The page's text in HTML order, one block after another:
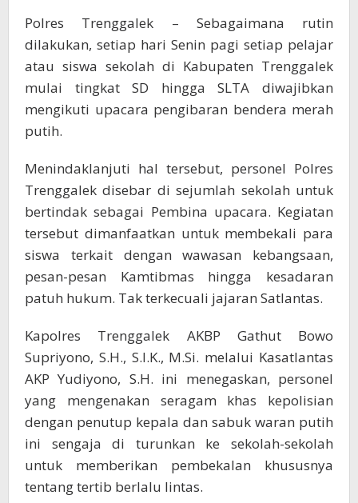
Polres Trenggalek – Sebagaimana rutin
dilakukan, setiap hari Senin pagi setiap pelajar
atau siswa sekolah di Kabupaten Trenggalek
mulai tingkat SD hingga SLTA diwajibkan
mengikuti upacara pengibaran bendera merah
putih.
Menindaklanjuti hal tersebut, personel Polres
Trenggalek disebar di sejumlah sekolah untuk
bertindak sebagai Pembina upacara. Kegiatan
tersebut dimanfaatkan untuk membekali para
siswa terkait dengan wawasan kebangsaan,
pesan-pesan Kamtibmas hingga kesadaran
patuh hukum. Tak terkecuali jajaran Satlantas.
Kapolres Trenggalek AKBP Gathut Bowo
Supriyono, S.H., S.I.K., M.Si. melalui Kasatlantas
AKP Yudiyono, S.H. ini menegaskan, personel
yang mengenakan seragam khas kepolisian
dengan penutup kepala dan sabuk waran putih
ini sengaja di turunkan ke sekolah-sekolah
untuk memberikan pembekalan khususnya
tentang tertib berlalu lintas.